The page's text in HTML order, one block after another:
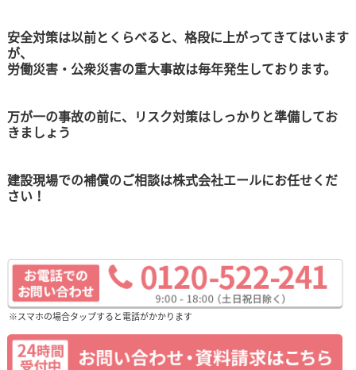
安全対策は以前とくらべると、格段に上がってきてはいます
が、
労働災害・公衆災害の重大事故は毎年発生しております。
万が一の事故の前に、リスク対策はしっかりと準備してお
きましょう
建設現場での補償のご相談は株式会社エールにお任せくだ
さい！
※スマホの場合タップすると電話がかかります